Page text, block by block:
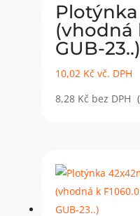
(vhodná
GUB-23..)
10,02 Kč vč. DPH
8,28 Kč bez DPH